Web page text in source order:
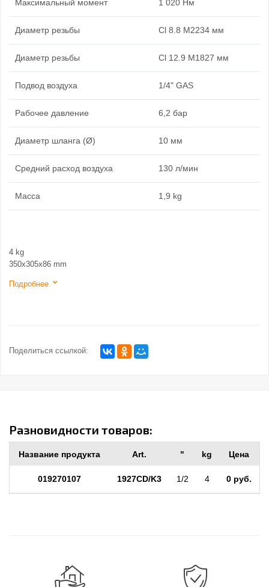
Максимальный момент 1 020 Нм
Диаметр резьбы Cl 8.8 M2234 мм
Диаметр резьбы Cl 12.9 M1827 мм
Подвод воздуха 1/4" GAS
Рабочее давление 6,2 бар
Диаметр шланга (Ø) 10 мм
Средний расход воздуха 130 л/мин
Масса 1,9 kg
4 kg
350x305x86 mm
Подробнее
Поделиться ссылкой:
Разновидности товаров:
Название продукта Art. " kg Цена
019270107 1927CD/K3 1/2 4 0 руб.